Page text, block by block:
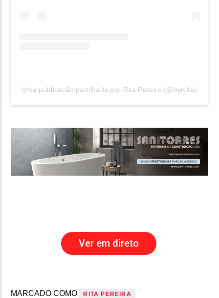
Uma publicação partilhada por Rita Pereira (@hyndia)
Ver em direto
MARCADO COMO RITA PEREIRA